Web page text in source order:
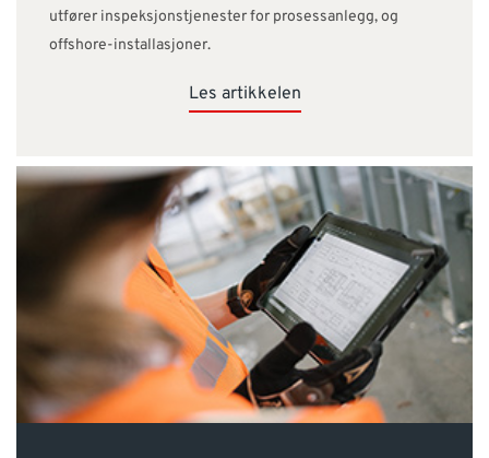
utfører inspeksjonstjenester for prosessanlegg, og
offshore-installasjoner.
Les artikkelen